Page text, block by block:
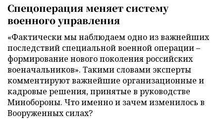
Спецоперация меняет систему
военного управления
«Фактически мы наблюдаем одно из важнейших
последствий специальной военной операции –
формирование нового поколения российских
военачальников». Такими словами эксперты
комментируют важнейшие организационные и
кадровые решения, принятые в руководстве
Минобороны. Что именно и зачем изменилось в
Вооруженных силах?